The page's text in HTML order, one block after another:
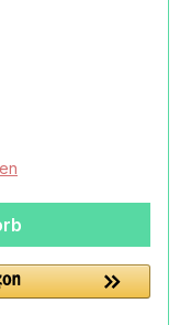
für Kinder unter
zum
zur GPSR
& Kiesel